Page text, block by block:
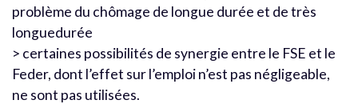
problème du chômage de longue durée et de très
longuedurée
> certaines possibilités de synergie entre le FSE et le
Feder, dont l’effet sur l’emploi n’est pas négligeable,
ne sont pas utilisées.